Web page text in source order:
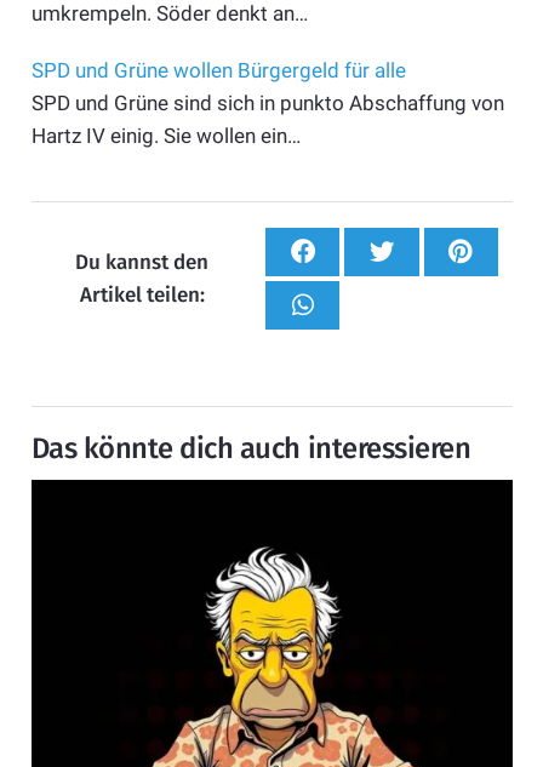
umkrempeln. Söder denkt an…
SPD und Grüne wollen Bürgergeld für alle
SPD und Grüne sind sich in punkto Abschaffung von
Hartz IV einig. Sie wollen ein…
Du kannst den
Artikel teilen:
Das könnte dich auch interessieren